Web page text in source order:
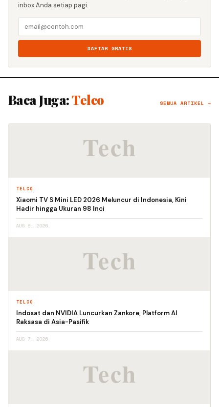
inbox Anda setiap pagi.
DAFTAR GRATIS
Baca Juga:Telco SEMUA ARTIKEL →
TELCO
Xiaomi TV S Mini LED 2026 Meluncur di Indonesia, Kini
Hadir hingga Ukuran 98 Inci
AUG 6, 2026
TELCO
Indosat dan NVIDIA Luncurkan Zankore, Platform AI
Raksasa di Asia-Pasifik
AUG 7, 2026